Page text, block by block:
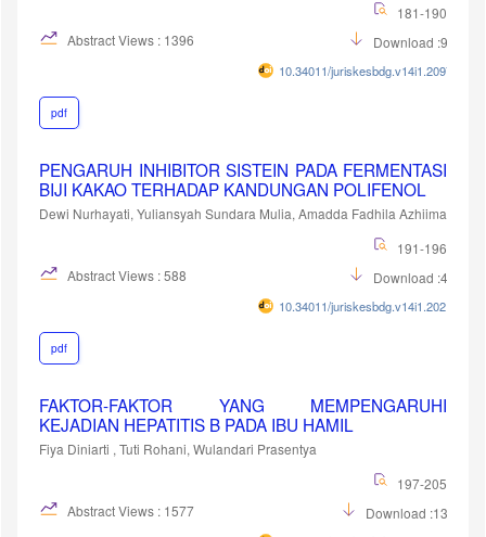
181-190
Abstract Views : 1396
Download :926
10.34011/juriskesbdg.v14i1.2097
pdf
PENGARUH INHIBITOR SISTEIN PADA FERMENTASI
BIJI KAKAO TERHADAP KANDUNGAN POLIFENOL
Dewi Nurhayati, Yuliansyah Sundara Mulia, Amadda Fadhila Azhiima
191-196
Abstract Views : 588
Download :487
10.34011/juriskesbdg.v14i1.2021
pdf
FAKTOR-FAKTOR YANG MEMPENGARUHI
KEJADIAN HEPATITIS B PADA IBU HAMIL
Fiya Diniarti , Tuti Rohani, Wulandari Prasentya
197-205
Abstract Views : 1577
Download :1325